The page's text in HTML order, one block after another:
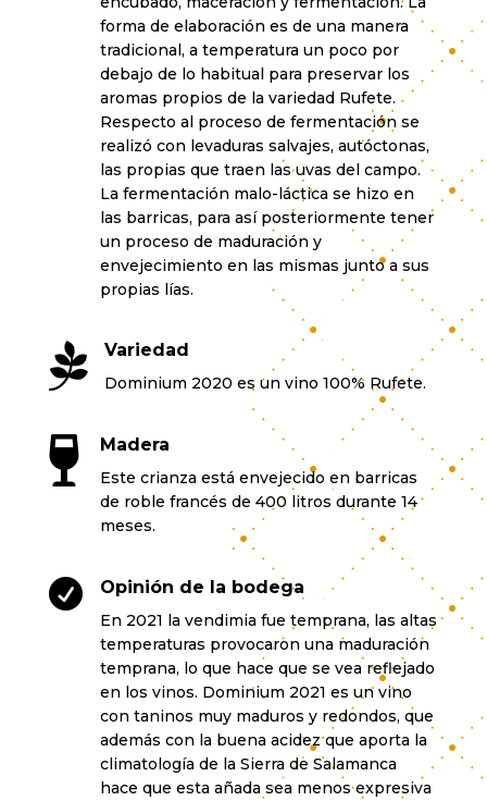
forma de elaboración es de una manera
tradicional, a temperatura un poco por
debajo de lo habitual para preservar los
aromas propios de la variedad Rufete.
Respecto al proceso de fermentación se
realizó con levaduras salvajes, autóctonas,
las propias que traen las uvas del campo.
La fermentación malo-láctica se hizo en
las barricas, para así posteriormente tener
un proceso de maduración y
envejecimiento en las mismas junto a sus
propias lías.
 Variedad
Dominium 2020 es un vino 100% Rufete.
 Madera
Este crianza está envejecido en barricas
de roble francés de 400 litros durante 14
meses.
 Opinión de la bodega
En 2021 la vendimia fue temprana, las altas
temperaturas provocaron una maduración
temprana, lo que hace que se vea reflejado
en los vinos. Dominium 2021 es un vino
con taninos muy maduros y redondos, que
además con la buena acidez que aporta la
climatología de la Sierra de Salamanca
hace que esta añada sea menos expresiva